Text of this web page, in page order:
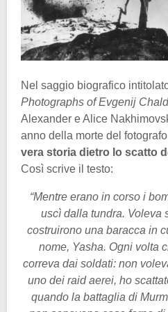
Nel saggio biografico
Photographs of Evgenij
Alexander e Alice
anno della morte del
vera storia dietro lo scatto
Così scrive il testo:
“Mentre erano in corso i
uscì dalla tundra. Voleva
costruirono una baracca in
nome, Yasha. Ogni volta
correva dai soldati: non
uno dei raid aerei, ho
quando la battaglia di